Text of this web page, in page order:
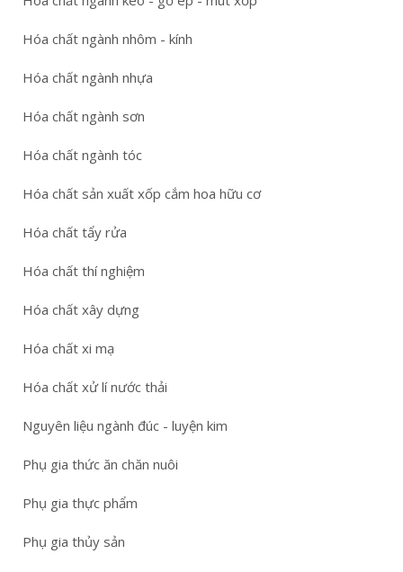
Hóa chất ngành nhôm - kính
Hóa chất ngành nhựa
Hóa chất ngành sơn
Hóa chất ngành tóc
Hóa chất sản xuất xốp cắm hoa hữu cơ
Hóa chất tẩy rửa
Hóa chất thí nghiệm
Hóa chất xây dựng
Hóa chất xi mạ
Hóa chất xử lí nước thải
Nguyên liệu ngành đúc - luyện kim
Phụ gia thức ăn chăn nuôi
Phụ gia thực phẩm
Phụ gia thủy sản